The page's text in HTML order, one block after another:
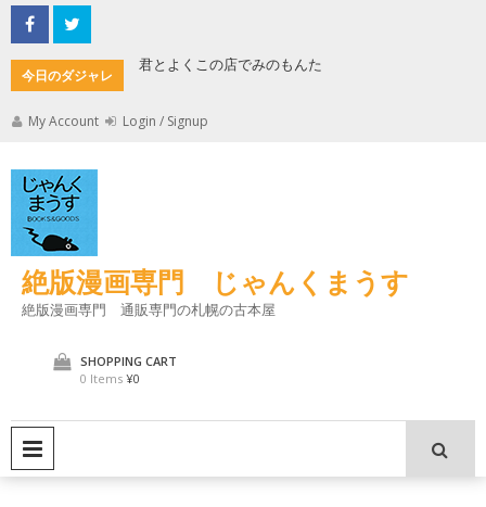
Skip
to
content
今日のダジャレ
君とよくこの店でみのもんた
My Account Login / Signup
絶版漫画専門 じゃんくまうす
絶版漫画専門 通販専門の札幌の古本屋
SHOPPING CART
0 Items ¥0